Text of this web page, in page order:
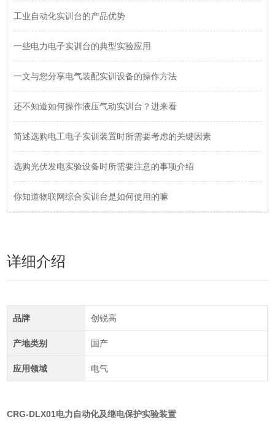
工业自动化实训台的产品优势
一些电力电子实训台的典型实验应用
一文与您分享电气装配实训设备的操作方法
还不知道如何操作液压气动实训台？进来看
简述选购电工电子实训装置时所需要考虑的关键因素
选购光伏发电实验设备时所需要注意的事项介绍
你知道物联网综合实训台是如何使用的嘛
详细介绍
品牌 创锐高
产地类别 国产
应用领域 电气
CRG-DLX01电力自动化及继电保护实验装置